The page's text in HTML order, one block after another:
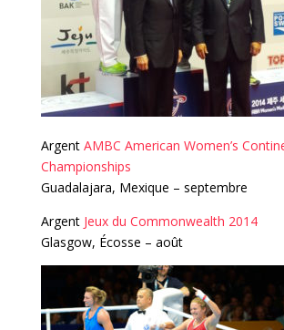
Argent AMBC American Women’s
Championships
Guadalajara, Mexique – septembre
Argent Jeux du Commonwealth 2014
Glasgow, Écosse – août